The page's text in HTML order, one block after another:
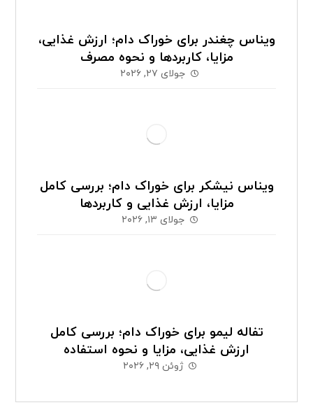
ویناس چغندر برای خوراک دام؛ ارزش غذایی،
مزایا، کاربردها و نحوه مصرف
جولای ۲۷, ۲۰۲۶
ویناس نیشکر برای خوراک دام؛ بررسی کامل
مزایا، ارزش غذایی و کاربردها
جولای ۱۳, ۲۰۲۶
تفاله لیمو برای خوراک دام؛ بررسی کامل
ارزش غذایی، مزایا و نحوه استفاده
ژوئن ۲۹, ۲۰۲۶